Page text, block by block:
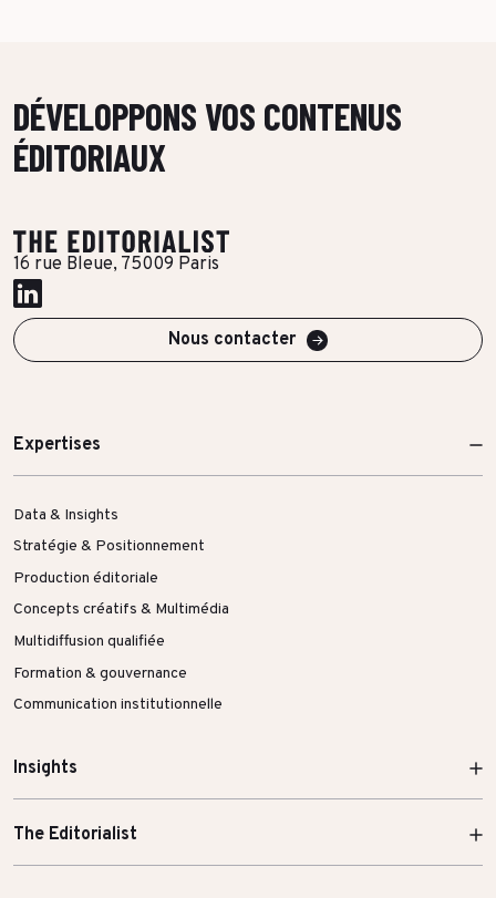
DÉVELOPPONS VOS CONTENUS
ÉDITORIAUX
16 rue Bleue, 75009 Paris
Nous contacter
Expertises
Data & Insights
Stratégie & Positionnement
Production éditoriale
Concepts créatifs & Multimédia
Multidiffusion qualifiée
Formation & gouvernance
Communication institutionnelle
Insights
The Editorialist